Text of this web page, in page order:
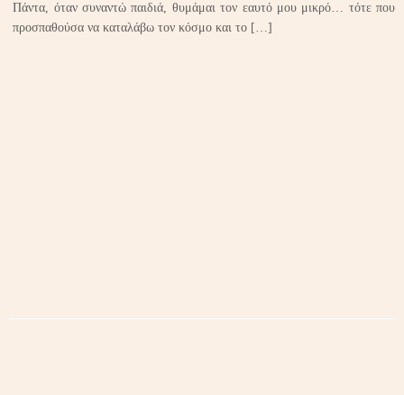
Πάντα, όταν συναντώ παιδιά, θυμάμαι τον εαυτό μου μικρό… τότε που
προσπαθούσα να καταλάβω τον κόσμο και το […]